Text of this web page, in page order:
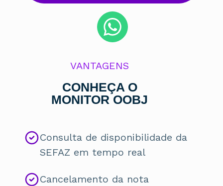
VANTAGENS
CONHEÇA O
MONITOR OOBJ
Consulta de disponibilidade da
SEFAZ em tempo real
Cancelamento da nota